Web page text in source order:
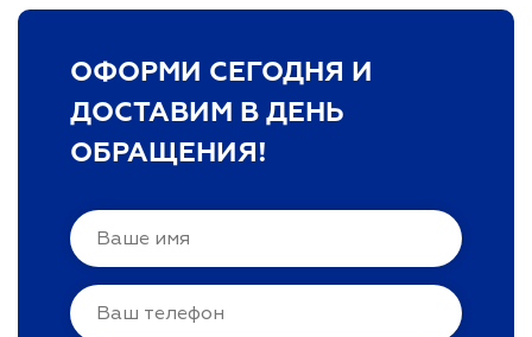
ОФОРМИ СЕГОДНЯ И
ДОСТАВИМ В ДЕНЬ
ОБРАЩЕНИЯ!